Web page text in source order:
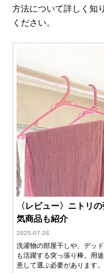
方法について詳しく知
ください。
〈レビュー〉ニトリ
気商品も紹介
2025-07-26
洗濯物の部屋干しや、デッ
も活躍する突っ張り棒。用
意して選ぶ必要があります